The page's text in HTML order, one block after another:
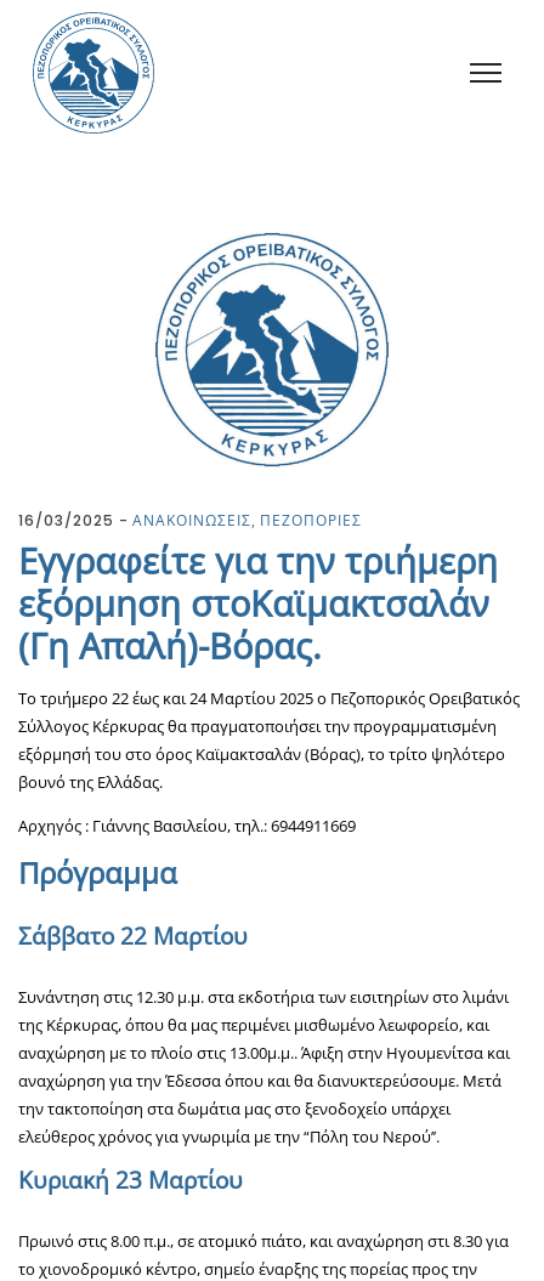
16/03/2025 ΑΝΑΚΟΙΝΩΣΕΙΣ ΠΕΖΟΠΟΡΙΕΣ
Εγγραφείτε για την τριήμερη
εξόρμηση στοΚαϊμακτσαλάν
(Γη Απαλή)-Βόρας.
Το τριήμερο 22 έως και 24 Μαρτίου 2025 ο Πεζοπορικός Ορειβατικός
Σύλλογος Κέρκυρας θα πραγματοποιήσει την προγραμματισμένη
εξόρμησή του στο όρος Καϊμακτσαλάν (Βόρας), το τρίτο ψηλότερο
βουνό της Ελλάδας.
Αρχηγός : Γιάννης Βασιλείου, τηλ.: 6944911669
Πρόγραμμα
Σάββατο 22 Μαρτίου
Συνάντηση στις 12.30 μ.μ. στα εκδοτήρια των εισιτηρίων στο λιμάνι
της Κέρκυρας, όπου θα μας περιμένει μισθωμένο λεωφορείο, και
αναχώρηση με το πλοίο στις 13.00μ.μ.. Άφιξη στην Ηγουμενίτσα και
αναχώρηση για την Έδεσσα όπου και θα διανυκτερεύσουμε. Μετά
την τακτοποίηση στα δωμάτια μας στο ξενοδοχείο υπάρχει
ελεύθερος χρόνος για γνωριμία με την “Πόλη του Νερού’’.
Κυριακή 23 Μαρτίου
Πρωινό στις 8.00 π.μ., σε ατομικό πιάτο, και αναχώρηση στι 8.30 για
το χιονοδρομικό κέντρο, σημείο έναρξης της πορείας προς την